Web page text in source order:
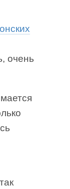
очень